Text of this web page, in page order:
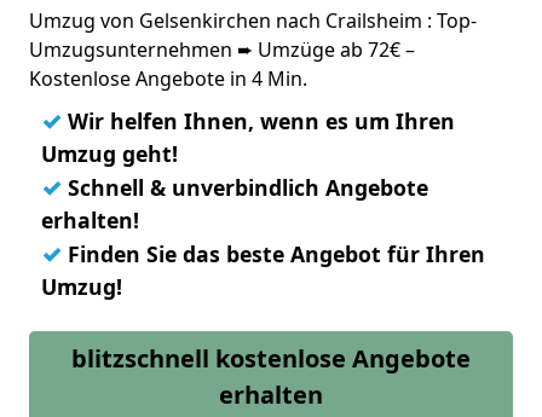
Umzug von Gelsenkirchen nach Crailsheim : Top-
Umzugsunternehmen ➨ Umzüge ab 72€ –
Kostenlose Angebote in 4 Min.
✓ Wir helfen Ihnen, wenn es um Ihren
Umzug geht!
✓ Schnell & unverbindlich Angebote
erhalten!
✓ Finden Sie das beste Angebot für Ihren
Umzug!
blitzschnell kostenlose Angebote
erhalten